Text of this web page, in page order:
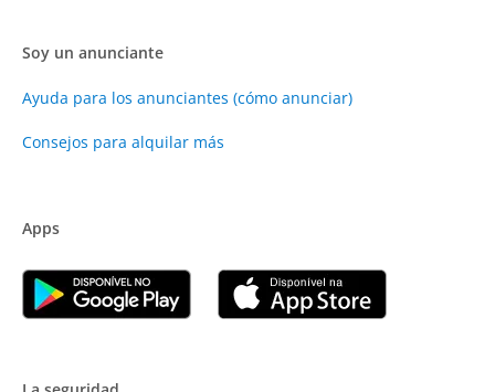
Soy un anunciante
Ayuda para los anunciantes (cómo anunciar)
Consejos para alquilar más
Apps